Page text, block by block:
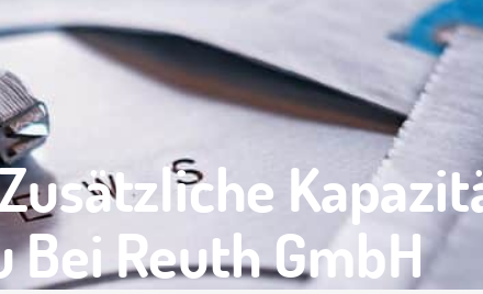
BEARBEITUNGSGRÖSSEN
UNSERE BEARBEITUNGSVERFAHREN
CNC-DREHEN
DRAHTERODIEREN
LASERAUFTRAGSCHWEISSEN
UND
Reuth GmbH